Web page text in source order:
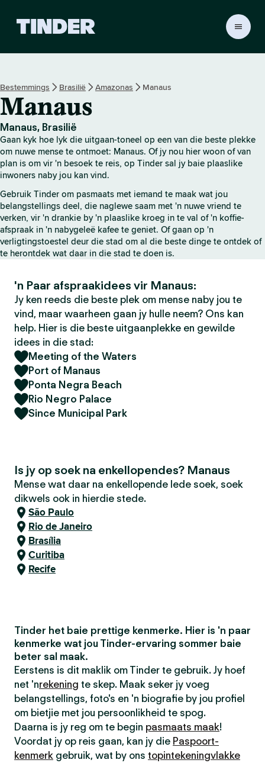
r
i
s
b
l
d
Bestemmings Brasilië Amazonas Manaus
Manaus
Manaus, Brasilië
Gaan kyk hoe lyk die uitgaan-toneel op een van die beste plekke
om nuwe mense te ontmoet: Manaus. Of jy nou hier woon of van
plan is om vir 'n besoek te reis, op Tinder sal jy baie plaaslike
inwoners naby jou kan vind.
Gebruik Tinder om pasmaats met iemand te maak wat jou
belangstellings deel, die naglewe saam met 'n nuwe vriend te
verken, vir 'n drankie by 'n plaaslike kroeg in te val of 'n koffie-
afspraak in 'n nabygeleë kafee te geniet. Of gaan op 'n
verligtingstoestel deur die stad om al die beste dinge te ontdek of
te herontdek wat daar in die stad te doen is.
'n Paar afspraakidees vir Manaus:
Jy ken reeds die beste plek om mense naby jou te
vind, maar waarheen gaan jy hulle neem? Ons kan
help. Hier is die beste uitgaanplekke en gewilde
idees in die stad:
Meeting of the Waters
Port of Manaus
Ponta Negra Beach
Rio Negro Palace
Since Municipal Park
Is jy op soek na enkellopendes? Manaus
Mense wat daar na enkellopende lede soek, soek
dikwels ook in hierdie stede.
São Paulo
Rio de Janeiro
Brasília
Curitiba
Recife
Tinder het baie prettige kenmerke. Hier is 'n paar
kenmerke wat jou Tinder-ervaring sommer baie
beter sal maak.
Eerstens is dit maklik om Tinder te gebruik. Jy hoef
net 'nrekening te skep. Maak seker jy voeg
belangstellings, foto's en 'n biografie by jou profiel
om bietjie met jou persoonlikheid te spog.
Daarna is jy reg om te begin pasmaats maak!
Voordat jy op reis gaan, kan jy die Paspoort-
kenmerk gebruik, wat by ons topintekeningvlakke